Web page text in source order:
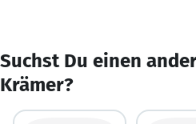
Suchst Du einen
Krämer?